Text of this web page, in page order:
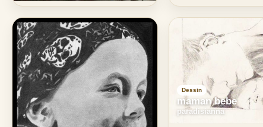
Dessin
maman bebe
paradisianna